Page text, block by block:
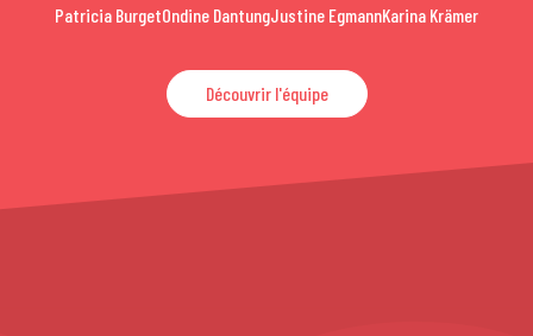
Patricia BurgetOndine DantungJustine EgmannKarina Krämer
Découvrir l'équipe